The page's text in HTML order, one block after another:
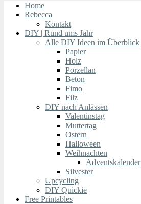
Home
Rebecca
Kontakt
DIY | Rund ums Jahr
Alle DIY Ideen im Überblick
Papier
Holz
Porzellan
Beton
Fimo
Filz
DIY nach Anlässen
Valentinstag
Muttertag
Ostern
Halloween
Weihnachten
Adventskalender
Silvester
Upcycling
DIY Quickie
Free Printables